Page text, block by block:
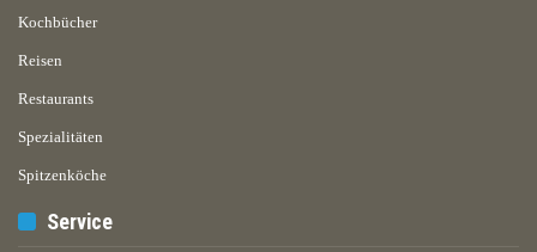
Kochbücher
Reisen
Restaurants
Spezialitäten
Spitzenköche
Service